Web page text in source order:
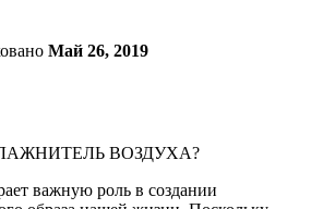
Май 26, 2019
важную роль в создании